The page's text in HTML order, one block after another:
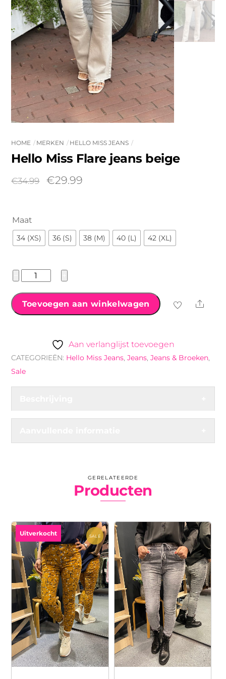
HOME MERKEN HELLO MISS JEANS
Hello Miss Flare jeans beige
€34.99
Oorspronkelijke
€29.99Huidige
Maat
34 (XS) 36 (S) 38 (M) 40 (L) 42 (XL)
Hello
Flare
jeans
Toevoegen aan winkelwagen Share
Aan verlanglijst toevoegen
CATEGORIEËN: Hello Miss Jeans,Jeans,Jeans & Broeken,
Sale
GERELATEERDE
Producten
SALE
Uitverkocht